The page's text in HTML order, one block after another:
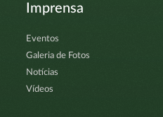
Imprensa
Eventos
Galeria de Fotos
Notícias
Vídeos